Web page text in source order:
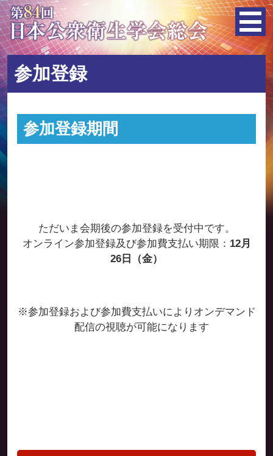
参加登録
参加登録期間
ただいま会期後の参加登録を受付中です。
オンライン参加登録及び参加費支払い期限： 12月
26日（金）
※参加登録および参加費支払いによりオンデマンド
配信の視聴が可能になります